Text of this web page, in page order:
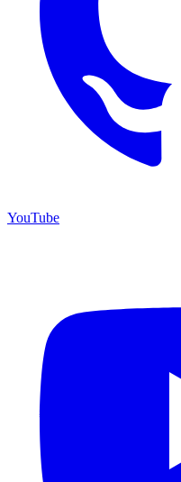
YouTube